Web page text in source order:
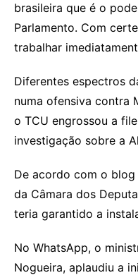
brasileira que é o
Parlamento. Com
trabalhar
Diferentes espectros
numa ofensiva contra
o TCU engrossou a
investigação sobre a
De acordo com o
da Câmara dos
teria garantido a
No WhatsApp, o
Nogueira, aplaudiu a